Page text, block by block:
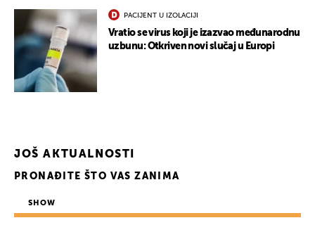
PACIJENT U IZOLACIJI
Vratio se virus koji je izazvao međunarodnu
uzbunu: Otkriven novi slučaj u Europi
JOŠ AKTUALNOSTI
PRONAĐITE ŠTO VAS ZANIMA
SHOW